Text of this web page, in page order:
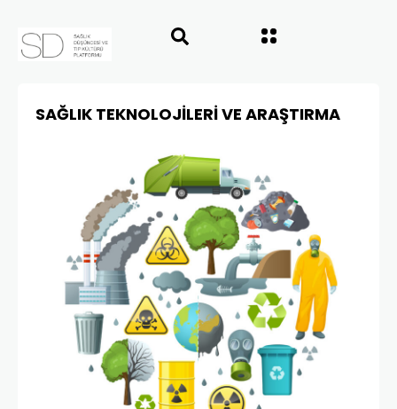
SAĞLIK TEKNOLOJİLERİ VE ARAŞTIRMA